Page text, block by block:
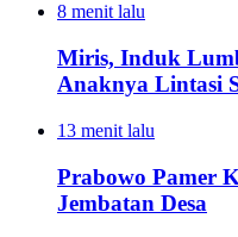
8 menit lalu
Miris, Induk
Anaknya Lintasi
13 menit lalu
Prabowo Pamer
Jembatan Desa